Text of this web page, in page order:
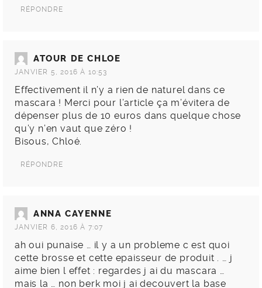
RÉPONDRE
ATOUR DE CHLOE
JANVIER 5, 2016 À 10:53
Effectivement il n’y a rien de naturel dans ce
mascara ! Merci pour l’article ça m’évitera de
dépenser plus de 10 euros dans quelque chose
qu’y n’en vaut que zéro !
Bisous, Chloé.
RÉPONDRE
ANNA CAYENNE
JANVIER 6, 2016 À 7:07
ah oui punaise … il y a un probleme c est quoi
cette brosse et cette epaisseur de produit . … j
aime bien l effet : regardes j ai du mascara …
mais la … non berk moi j ai decouvert la base